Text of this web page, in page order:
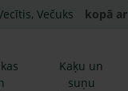
Večuks kopā ar
Kaķu un
suņu